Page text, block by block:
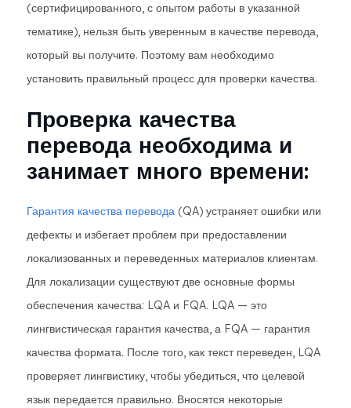
(сертифицированного, с опытом работы в указанной
тематике), нельзя быть уверенным в качестве перевода,
который вы получите. Поэтому вам необходимо
установить правильный процесс для проверки качества.
Проверка качества
перевода необходима и
занимает много времени:
Гарантия качества перевода (QA) устраняет ошибки или
дефекты и избегает проблем при предоставлении
локализованных и переведенных материалов клиентам.
Для локализации существуют две основные формы
обеспечения качества: LQA и FQA. LQA — это
лингвистическая гарантия качества, а FQA — гарантия
качества формата. После того, как текст переведен, LQA
проверяет лингвистику, чтобы убедиться, что целевой
язык передается правильно. Вносятся некоторые